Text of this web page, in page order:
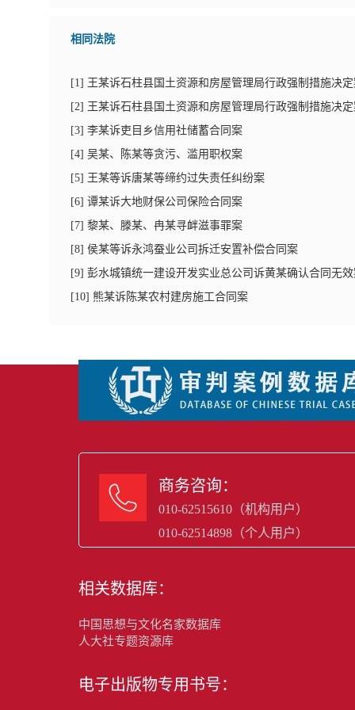
相同法院
[1] 王某诉石柱县国土资源和房屋管理局行政强制措施决
[2] 王某诉石柱县国土资源和房屋管理局行政强制措施决
[3] 李某诉吏目乡信用社储蓄合同案
[4] 吴某、陈某等贪污、滥用职权案
[5] 王某等诉唐某等缔约过失责任纠纷案
[6] 谭某诉大地财保公司保险合同案
[7] 黎某、滕某、冉某寻衅滋事罪案
[8] 侯某等诉永鸿蚕业公司拆迁安置补偿合同案
[9] 彭水城镇统一建设开发实业总公司诉黄某确认合同无
[10] 熊某诉陈某农村建房施工合同案
 商务咨询：
010-62515610（机构用户）
010-62514898（个人用户）
相关数据库：
中国思想与文化名家数据库
人大社专题资源库
电子出版物专用书号：